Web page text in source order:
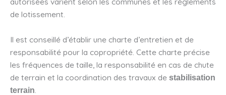
de lotissement.
Il est conseillé d’établir une charte d’entretien et de
responsabilité pour la copropriété. Cette charte précise
les fréquences de taille, la responsabilité en cas de chute
de terrain et la coordination des travaux de stabilisation
terrain